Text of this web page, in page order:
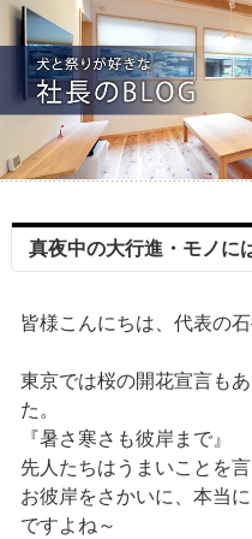
真夜中の大行進・モノに
皆様こんにちは、代表の石
東京では桜の開花宣言も
た。
『暑さ寒さも彼岸まで』
先人たちはうまいことを言
お彼岸をさかいに、本当
ですよね～